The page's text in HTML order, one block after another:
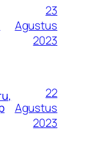
23
Agustus
2023
22
Agustus
2023